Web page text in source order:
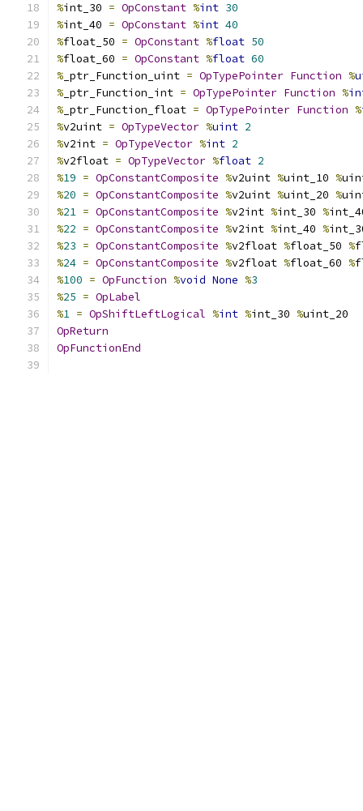
%int_30 = OpConstant %int 30
%int_40 = OpConstant %int 40
%float_50 = OpConstant %float 50
%float_60 = OpConstant %float 60
% _ptr_Function_uint = OpTypePointer Function %
% _ptr_Function_int = OpTypePointer Function %
% _ptr_Function_float = OpTypePointer Function %
%v2uint = OpTypeVector %uint 2
%v2int = OpTypeVector %int 2
%v2float = OpTypeVector %float 2
%19 = OpConstantComposite %v2uint %uint_10 %
%20 = OpConstantComposite %v2uint %uint_20 %
%21 = OpConstantComposite %v2int %int_30 %
%22 = OpConstantComposite %v2int %int_40 %
%23 = OpConstantComposite %v2float %float_50 %
%24 = OpConstantComposite %v2float %float_60 %
%100 = OpFunction %void None %3
%25 = OpLabel
%1 = OpShiftLeftLogical %int %int_30 %uint_20
OpReturn
OpFunctionEnd